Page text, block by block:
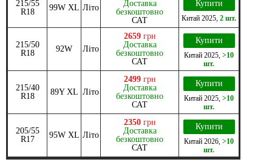
215/55
R18
99W XL Літо
Доставка
безкоштовно
САТ
Купити
Китай 2025 2 шт.
215/50
R18
92W Літо
2659 грн
Доставка
безкоштовно
САТ
Купити
Китай 2025 >10
шт.
215/40
R18
89Y XL Літо
2499 грн
Доставка
безкоштовно
САТ
Купити
Китай 2025 >10
шт.
205/55
R17
95W XL Літо
2350 грн
Доставка
безкоштовно
САТ
Купити
Китай 2026 >10
шт.